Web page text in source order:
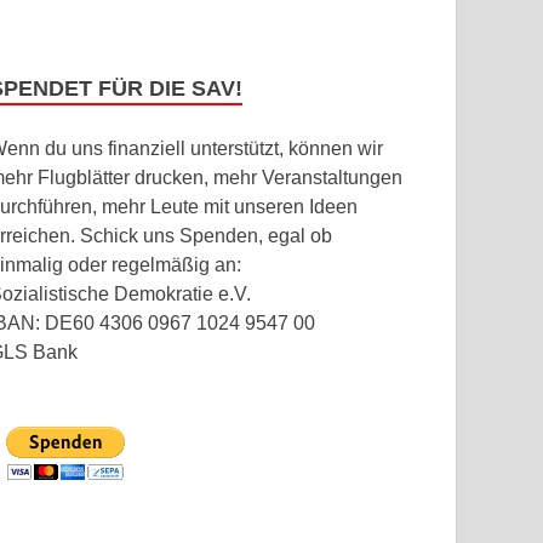
FÜR DIE SAV!
du uns finanziell unterstützt, können wir
Flugblätter drucken, mehr Veranstaltungen
mehr Leute mit unseren Ideen
Schick uns Spenden, egal ob
oder regelmäßig an:
Demokratie e.V.
DE60 4306 0967 1024 9547 00
Bank